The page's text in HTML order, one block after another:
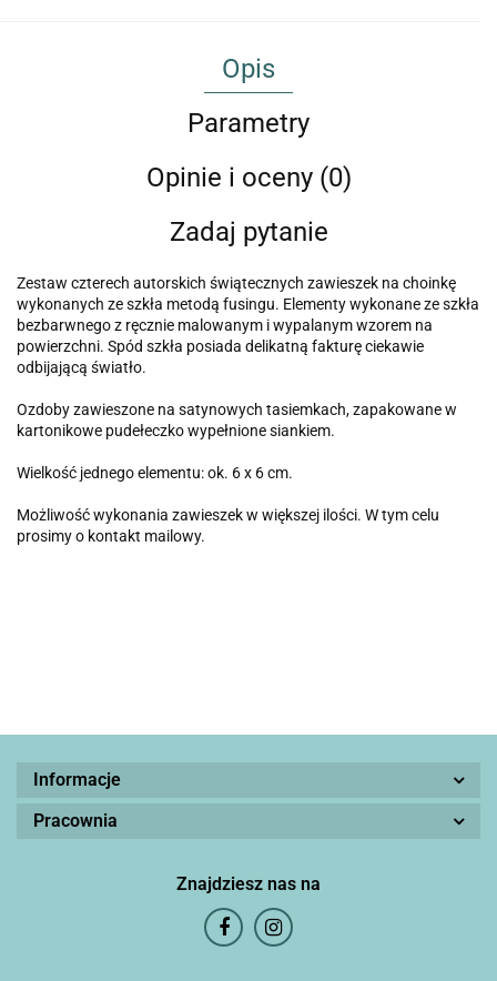
Opis
Parametry
Opinie i oceny (0)
Zadaj pytanie
Zestaw czterech autorskich świątecznych zawieszek na choinkę
wykonanych ze szkła metodą fusingu. Elementy wykonane ze szkła
bezbarwnego z ręcznie malowanym i wypalanym wzorem na
powierzchni. Spód szkła posiada delikatną fakturę ciekawie
odbijającą światło.
Ozdoby zawieszone na satynowych tasiemkach, zapakowane w
kartonikowe pudełeczko wypełnione siankiem.
Wielkość jednego elementu: ok. 6 x 6 cm.
Możliwość wykonania zawieszek w większej ilości. W tym celu
prosimy o kontakt mailowy.
Informacje
Pracownia
Znajdziesz nas na